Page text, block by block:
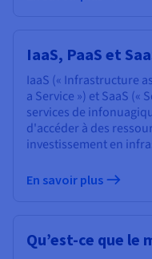
IaaS, PaaS et
IaaS (« Infrastructure
a Service ») et SaaS («
services de
d'accéder à des
investissement en
En savoir plus
Qu’est-ce que le